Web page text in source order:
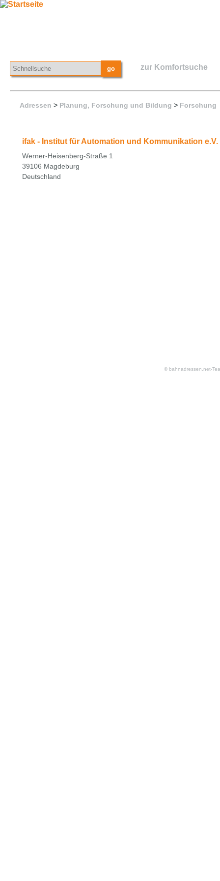
zur Komfortsuche
Adressen > Planung, Forschung und Bildung > Forschung
ifak - Institut für Automation und Kommunikation e.V.
Werner-Heisenberg-Straße 1
39106 Magdeburg
Deutschland
© bahnadressen.net-